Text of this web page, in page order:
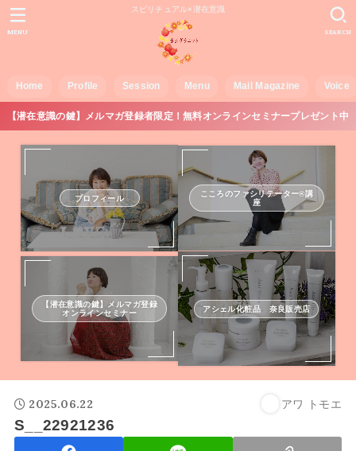
スピリチュアル×潜在意識
Home Profile Session Menu Mail Magazine Voice
SEARCH
MENU
【潜在意識の鍵】メルマガ登録者限定！無料オンラインセミナープレゼント中
プロフィール
こころのファシリテーター®講
座
【潜在意識の鍵】メルマガ登録
オンラインセミナー
アシェル化粧品 奈良販売店
2025.06.22 アワ トモエ
S__22921236